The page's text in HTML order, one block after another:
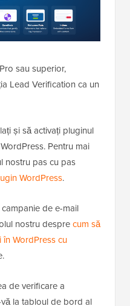
sau superior,
Lead Verification ca un
și să activați pluginul
Pentru mai
nostru pas cu pas
WordPress.
de e-mail
nostru desprecum să
WordPress cu
de verificare a
la tabloul de bord al